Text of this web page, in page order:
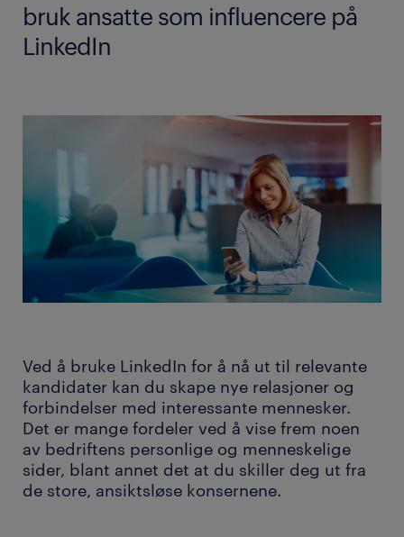
bruk ansatte som influencere på
LinkedIn
Ved å bruke LinkedIn for å nå ut til relevante
kandidater kan du skape nye relasjoner og
forbindelser med interessante mennesker.
Det er mange fordeler ved å vise frem noen
av bedriftens personlige og menneskelige
sider, blant annet det at du skiller deg ut fra
de store, ansiktsløse konsernene.